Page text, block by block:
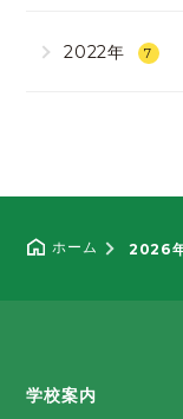
2022年 7
ホーム 2026
学校案内